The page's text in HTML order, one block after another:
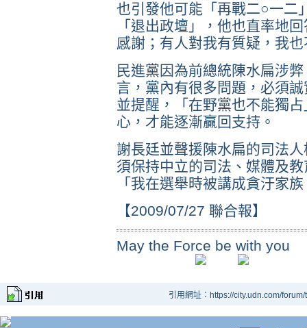
也引發他可能「再戰二○一二
「退出政壇」，他也直率地
感謝；有人對我有質疑，我
民進黨因為前總統陳水扁涉
言，黨內有很多問題，必須
並提醒，「在野黨也不能獨
心，才能逐漸贏回支持。
謝長廷並聲援陳水扁的司法
須保持中立的司法、媒體及
「我在選舉時被講成貪汙家
【2009/07/27 聯合報】
May the Force be with you
引用網址：https://city.udn.com/